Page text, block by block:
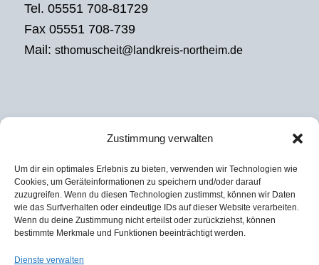
Zustimmung verwalten
Um dir ein optimales Erlebnis zu bieten, verwenden wir Technologien wie
Cookies, um Geräteinformationen zu speichern und/oder darauf
zuzugreifen. Wenn du diesen Technologien zustimmst, können wir Daten
wie das Surfverhalten oder eindeutige IDs auf dieser Website verarbeiten.
Wenn du deine Zustimmung nicht erteilst oder zurückziehst, können
bestimmte Merkmale und Funktionen beeinträchtigt werden.
Dienste verwalten
Tel. 05551 708-81729
Fax 05551 708-739
Mail: sthomuscheit@landkreis-northeim.de
EXTERNES REGIONALMANAGEMENT
Julian David
KoRiS – Kommunikative Stadt- und
Regionalentwicklung
Fax 0511 590974-60